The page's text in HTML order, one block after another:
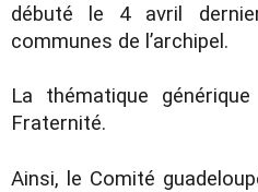
débuté le 4 avril
communes de l’archipel.
La thématique
Fraternité.
Ainsi, le Comité